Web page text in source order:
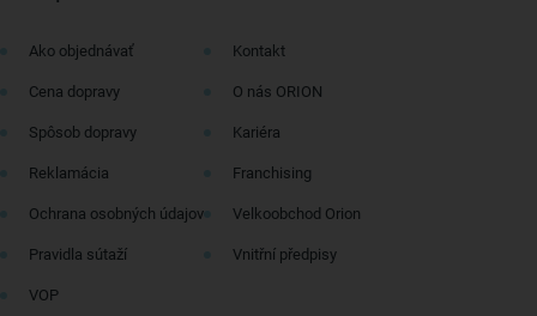
Ako objednávať
Cena dopravy
Spôsob dopravy
Reklamácia
Ochrana osobných údajov
Pravidla sútaží
VOP
Kontakt
O nás ORION
Kariéra
Franchising
Velkoobchod Orion
Vnitřní předpisy